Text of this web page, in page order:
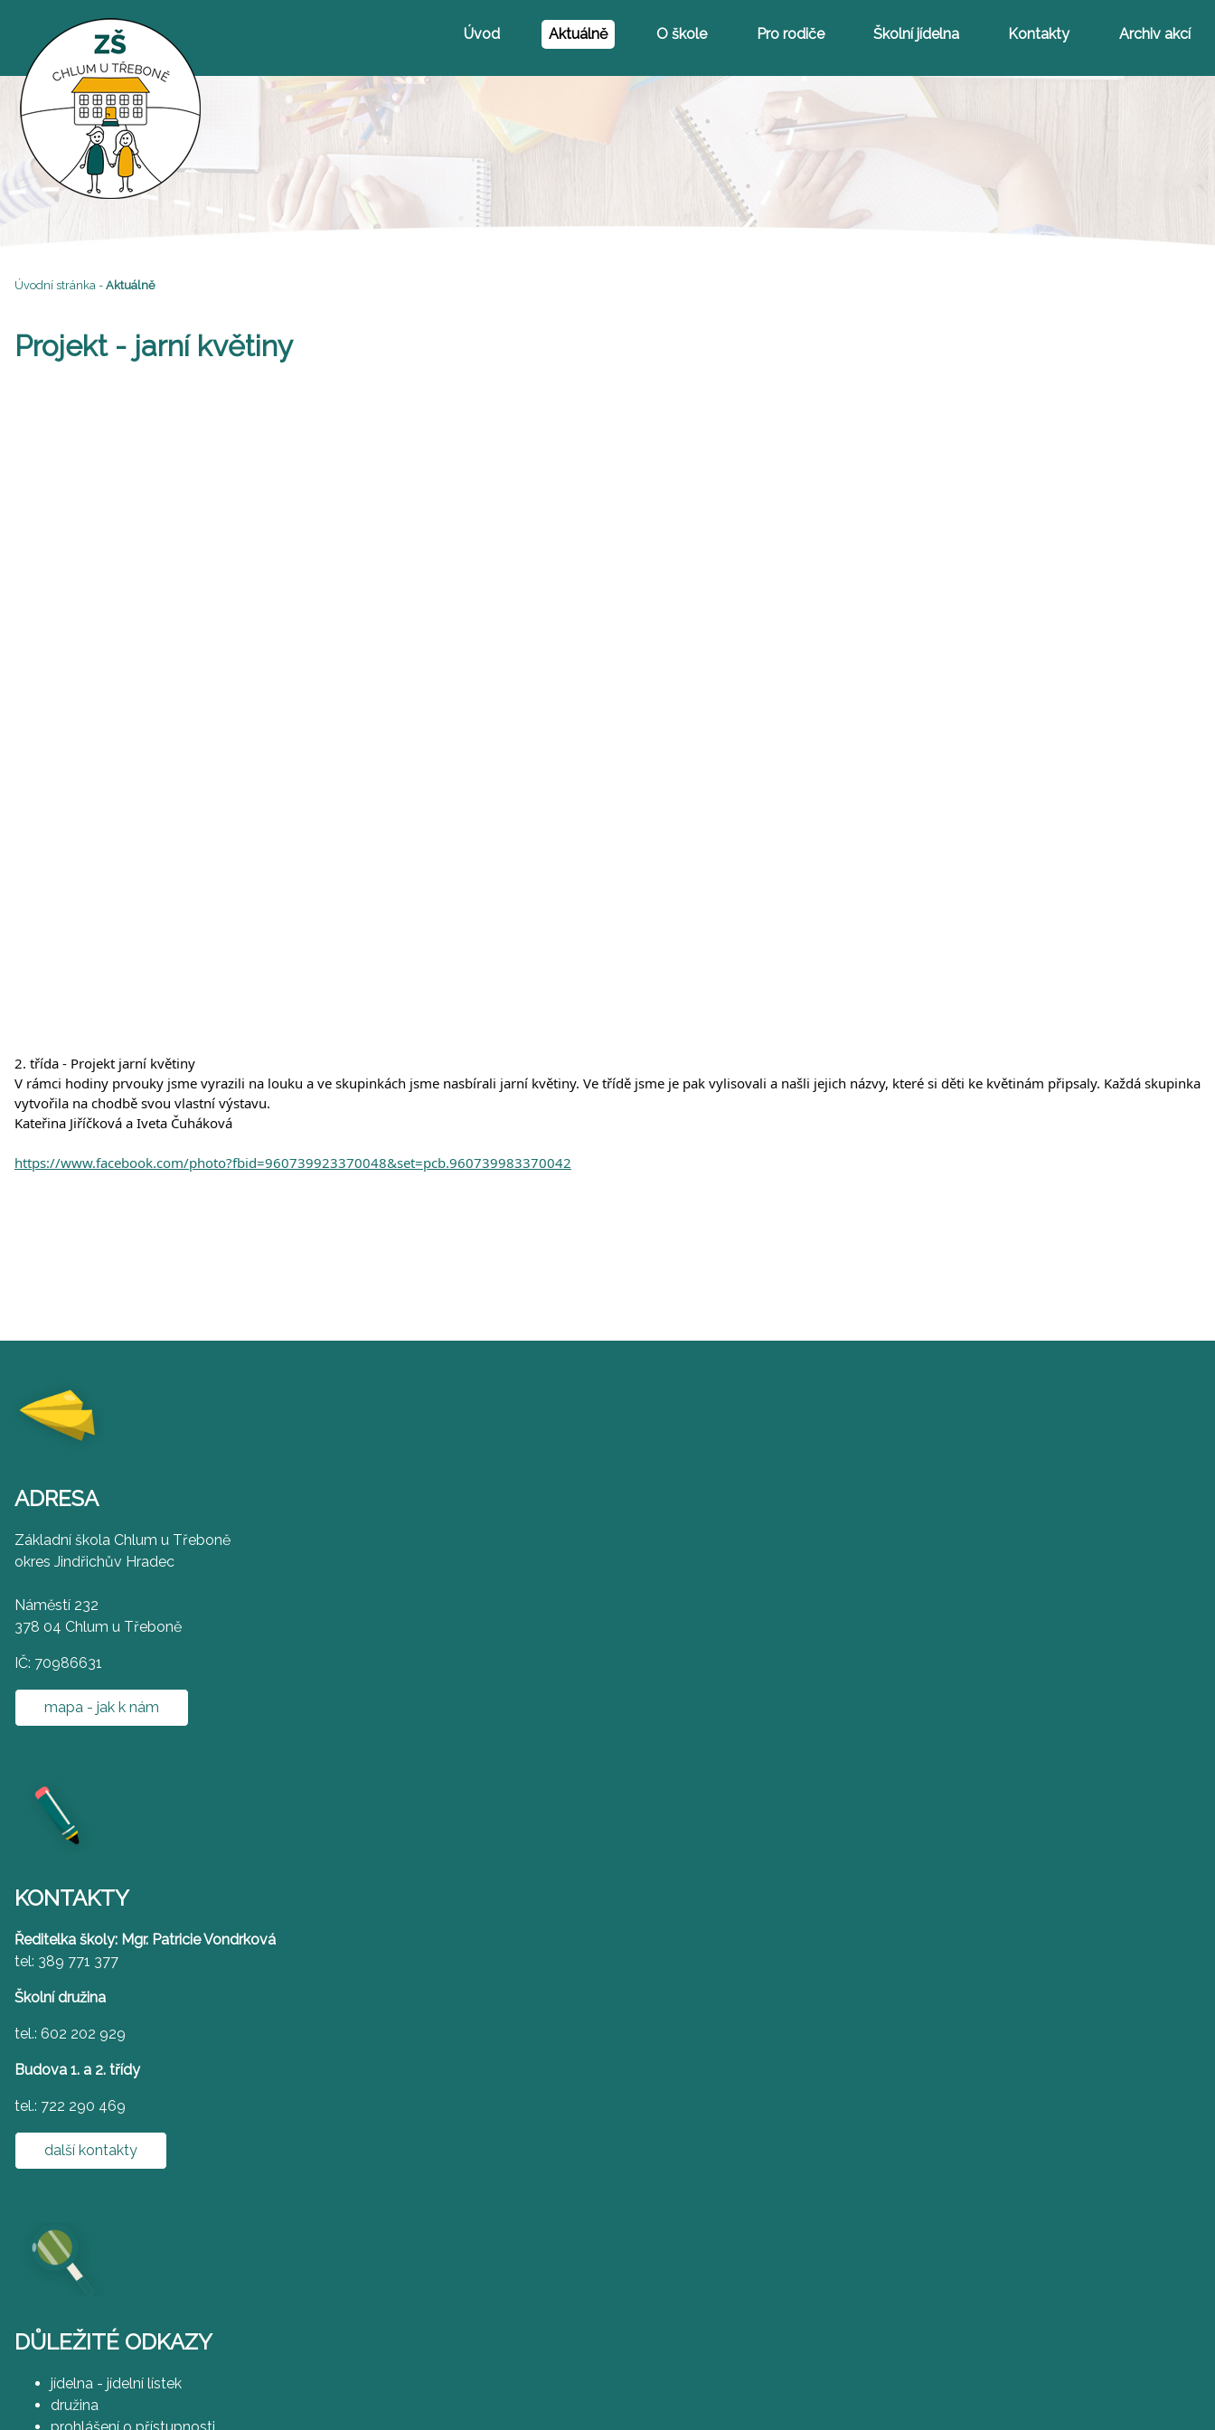
Úvod Aktuálně O škole Pro rodiče Školní jídelna Kontakty Archiv akcí
Úvodní stránka - Aktuálně
Projekt - jarní květiny
2. třída - Projekt jarní květiny
V rámci hodiny prvouky jsme vyrazili na louku a ve skupinkách jsme nasbírali jarní květiny. Ve třídě jsme je pak vylisovali a našli jejich názvy, které si děti ke květinám připsaly. Každá skupinka
vytvořila na chodbě svou vlastní výstavu.
Kateřina Jiříčková a Iveta Čuháková
https://www.facebook.com/photo?fbid=960739923370048&set=pcb.960739983370042
ADRESA
Základní škola Chlum u Třeboně
okres Jindřichův Hradec
Náměstí 232
378 04 Chlum u Třeboně
IČ: 70986631
mapa - jak k nám
KONTAKTY
Ředitelka školy: Mgr. Patricie Vondrková
tel: 389 771 377
Školní družina
tel.: 602 202 929
Budova 1. a 2. třídy
tel.: 722 290 469
další kontakty
DŮLEŽITÉ ODKAZY
jídelna - jídelní lístek
družina
prohlášení o přístupnosti